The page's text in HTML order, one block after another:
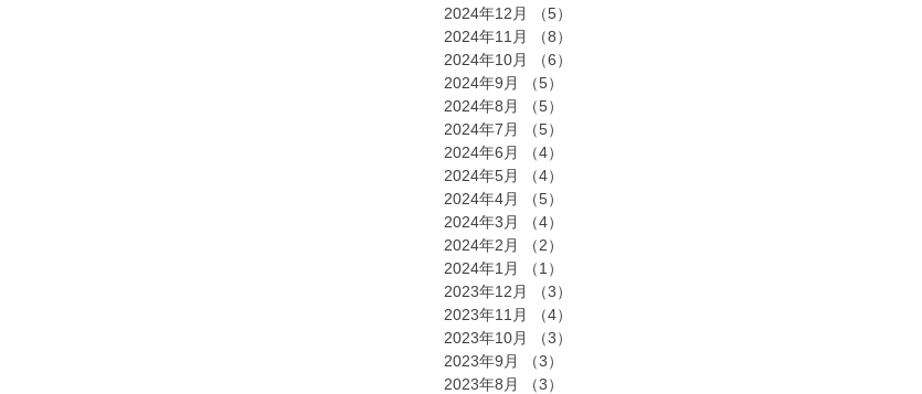
2024年12月
（5）
2024年11月
（8）
2024年10月
（6）
2024年9月
（5）
2024年8月
（5）
2024年7月
（5）
2024年6月
（4）
2024年5月
（4）
2024年4月
（5）
2024年3月
（4）
2024年2月
（2）
2024年1月
（1）
2023年12月
（3）
2023年11月
（4）
2023年10月
（3）
2023年9月
（3）
2023年8月
（3）